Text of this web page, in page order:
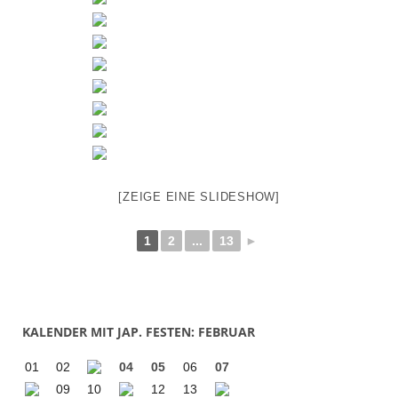
[ZEIGE EINE SLIDESHOW]
1 2 ... 13 ►
KALENDER MIT JAP. FESTEN: FEBRUAR
01 02 04 05 06
07
09
10 12 13